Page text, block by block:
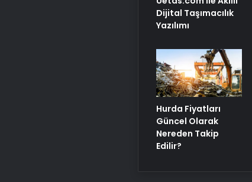
Dijital Taşımacılık
Yazılımı
Hurda Fiyatları
Güncel Olarak
Nereden Takip
Edilir?